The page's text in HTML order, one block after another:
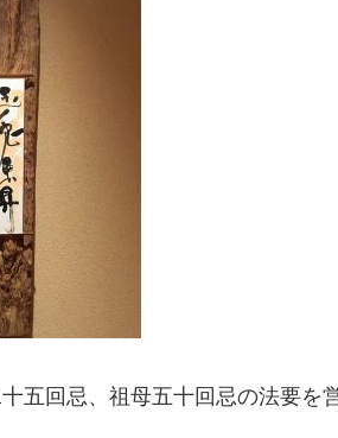
五回忌、祖母五十回忌の法要を